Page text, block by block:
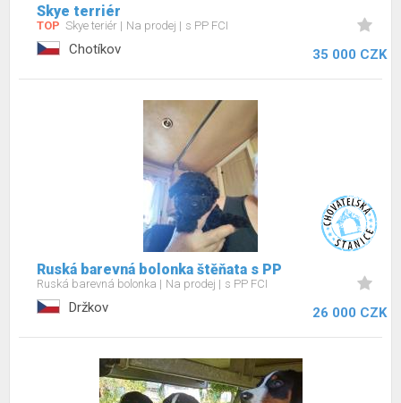
Skye terriér
TOP Skye teriér Na prodej s PP FCI
Chotíkov 35 000 CZK
Ruská barevná bolonka štěňata s PP
Ruská barevná bolonka Na prodej s PP FCI
Držkov 26 000 CZK